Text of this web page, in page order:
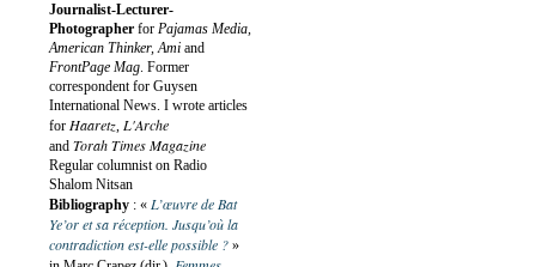
Journalist-Lecturer-
Photographer for Pajamas Media,
American Thinker, Ami and
FrontPage Mag. Former
correspondent for Guysen
International News. I wrote articles
for Haaretz, L'Arche
and Torah Times Magazine
Regular columnist on Radio
Shalom Nitsan
Bibliography : « L’œuvre de Bat
Ye’or et sa réception. Jusqu’où la
contradiction est-elle possible ? »